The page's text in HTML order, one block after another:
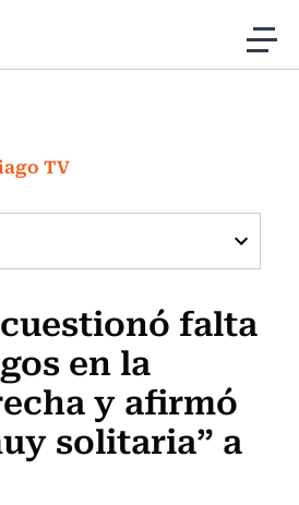
al contenido
y TV Usach
TV
falta
en la
y afirmó
solitaria” a